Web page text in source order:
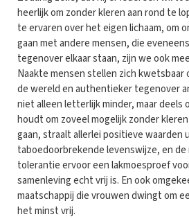
heerlijk om zonder kleren aan rond te
te ervaren over het eigen lichaam, om
gaan met andere mensen, die
tegenover elkaar staan, zijn we ook
Naakte mensen stellen zich kwetsbaar
de wereld en authentieker tegenover
niet alleen letterlijk minder, maar deels
houdt om zoveel mogelijk zonder
gaan, straalt allerlei positieve waarden
taboedoorbrekende levenswijze, en de
tolerantie ervoor een lakmoesproef
samenleving echt vrij is. En ook
maatschappij die vrouwen dwingt om
het minst vrij.